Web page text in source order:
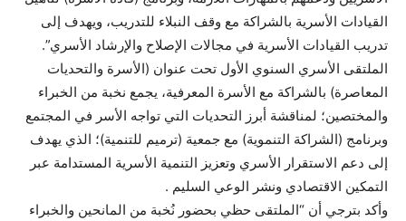
القيادات الأسرية بالشراكة مع وقف النبلاء للتدريب، ويهدف إلى
تدريب القيادات الأسرية في مجالات الإصلاح والإرشاد الأسري”.
الملتقى الأسري السنوي الأول تحت عنوان (الأسرة والتحديات
المعاصرة) بالشراكة مع الأسرة المعرفية، يجمع نخبة من الخبراء
والمختصين؛ لمناقشة أبرز التحديات التي تواجه الأسر في المجتمع
وبرنامج (الشراكة التنموية) مع جمعية (ترميم للتنمية)؛ الذي يهدف
إلى دعم الاستقرار الأسري وتعزيز التنمية الأسرية المستدامة عبر
التمكين الاقتصادي ونشر الوعي السليم .
وأكد بترجي أن “الملتقى حظي بحضور نُخبة من المانحين والخبراء